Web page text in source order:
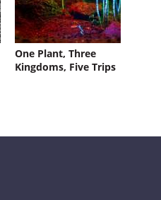
One Plant, Three
Kingdoms, Five Trips